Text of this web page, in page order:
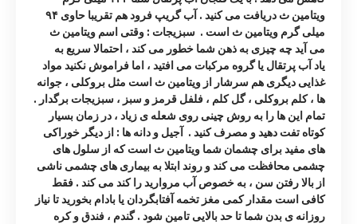
ویتامین ث دریافت می کنید . آب گریپ فرود هم تقریبا حاوی ۹۴
میلی گرم ویتامین ث است . سبزیجات : وقتی اسم ویتامین ث
می آید چه چیزی به ذهن شما خطور می کند ، احتمالا سریع به
یاد آب پرتقال یا گروه مرکبات می افتید ، اما فراموش نکنید مواد
غذایی دیگری هم سرشار از ویتامین ث است مثل بروکلی ، جوانه
ها ، کلم بروکلی ، گل کلم ، فلفل قرمز و سبز ، سبزیجات برگدار .
تمام این ها را به روش چینی روی شعله ی زیاد ، در زمان بسیار
کوتاه تفت دهید و مصرف کنید . آجیل و دانه ها : از دیگر خوراکی
های مفید برای چشمان شما ویتامین ث است که از سلول های
چشمی محافظت می کند و روند ابتلا به بیماری های چشمی ناشی
از بالا رفتن سن ، به خصوص آب مروارید را کند می کند . فقط
کافی است مقدار کمی مغز تخمه آفتابگردان یا بادام بخورید تا نیاز
روزانه ی بدن شما تا حد بالایی تامین شود . گندم ، فندق و کره